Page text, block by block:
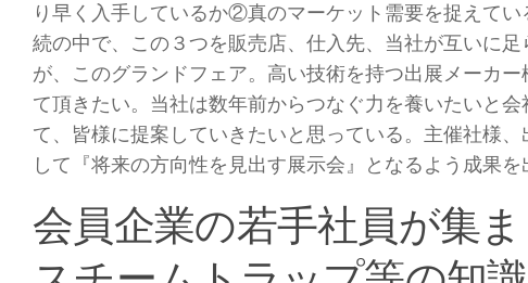
り早く入手しているか②真のマーケット需要を捉えて
続の中で、この３つを販売店、仕入先、当社が互いに
が、このグランドフェア。高い技術を持つ出展メーカ
て頂きたい。当社は数年前からつなぐ力を養いたいと
て、皆様に提案していきたいと思っている。主催社様
して『将来の方向性を見出す展示会』となるよう成果を
会員企業の若手社員が集ま